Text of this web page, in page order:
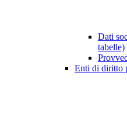
Dati
tabelle)
Enti di diritto